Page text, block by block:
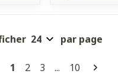
Pages
Vous lisez
1 Page
2 Page
3 ... Page
10
par page